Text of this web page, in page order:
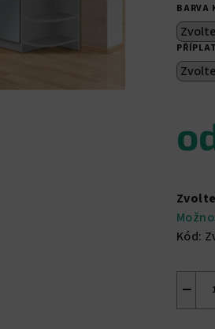
5
BARVA
cena:
Kód:
−